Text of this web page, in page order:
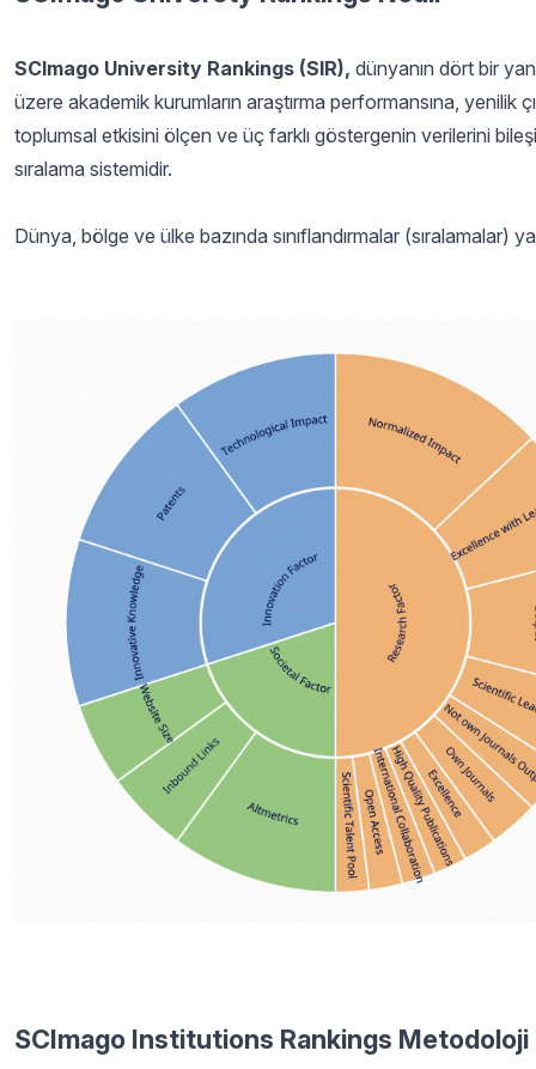
SCImago University Rankings (SIR), dünyanın dört bir
üzere akademik kurumların araştırma performansına, yenilik
toplumsal etkisini ölçen ve üç farklı göstergenin verilerini
sıralama sistemidir.
Dünya, bölge ve ülke bazında sınıflandırmalar (sıralamalar)
SCImago Institutions Rankings Metodoloji